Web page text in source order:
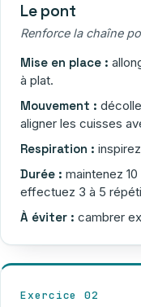
Le pont
Renforce la chaîne
Mise en place :
à plat.
Mouvement :
aligner les cuisses
Respiration :
Durée : maintenez
effectuez 3 à 5
À éviter : cambrer
Exercice 02